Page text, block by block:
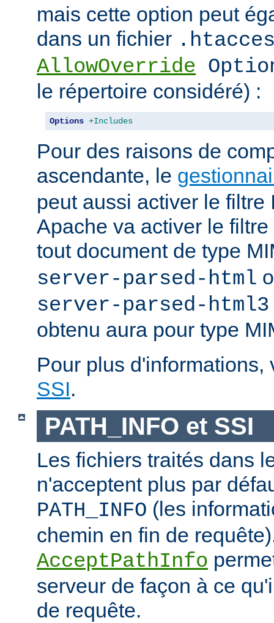
mais cette option peut
dans un fichier
AllowOverride
le répertoire considéré) :
Options +Includes
Pour des raisons de
ascendante, le
peut aussi activer le filtre
Apache va activer le
tout document de type
server-parsed-html
server-parsed-html3
obtenu aura pour type
Pour plus
SSI.
PATH_INFO et SSI
Les fichiers traités dans
n'acceptent plus par
PATH_INFO (les
chemin en fin de
AcceptPathInfo
serveur de façon à ce
de requête.